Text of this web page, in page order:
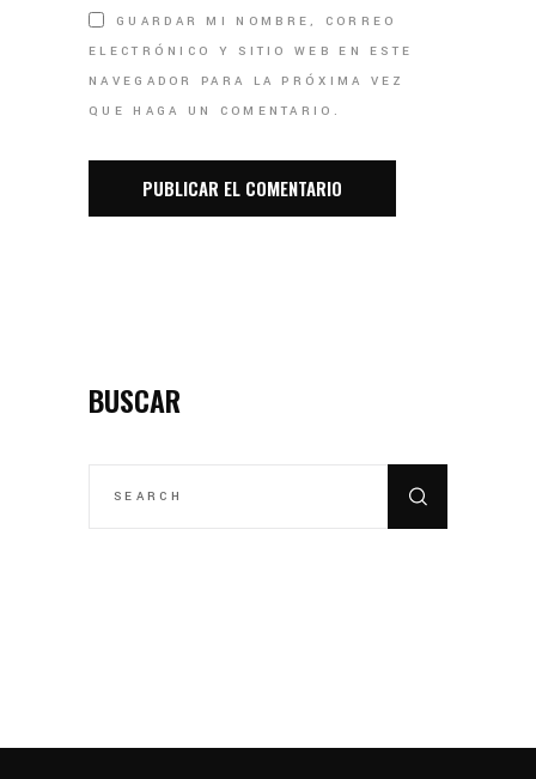
GUARDAR MI NOMBRE, CORREO
ELECTRÓNICO Y SITIO WEB EN ESTE
NAVEGADOR PARA LA PRÓXIMA VEZ
QUE HAGA UN COMENTARIO.
BUSCAR